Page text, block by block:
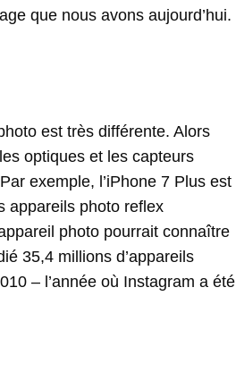
que nous avons aujourd’hui.
est très différente. Alors
optiques et les capteurs
exemple, l’iPhone 7 Plus est
appareils photo reflex
photo pourrait connaître
35,4 millions d’appareils
– l’année où Instagram a été